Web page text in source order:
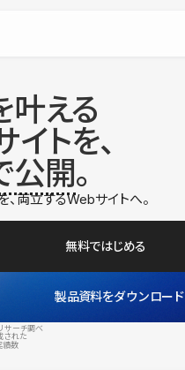
叶える
トを、
公開。
、両立するWebサイトへ。
無料ではじめる
製品資料をダウンロード
サーチ調べ
された
績数